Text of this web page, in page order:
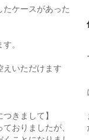
ケースがあった
。
えいただけます
きまして】
おりましたが、